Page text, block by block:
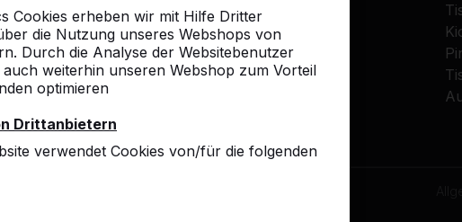
Cookies erheben wir mit Hilfe Dritter
die Nutzung unseres Webshops von
Durch die Analyse der Websitebenutzer
weiterhin unseren Webshop zum Vorteil
optimieren
Drittanbietern
verwendet Cookies von/für die folgenden
Spieltische
Picknicksets
Bänke
Zubehör